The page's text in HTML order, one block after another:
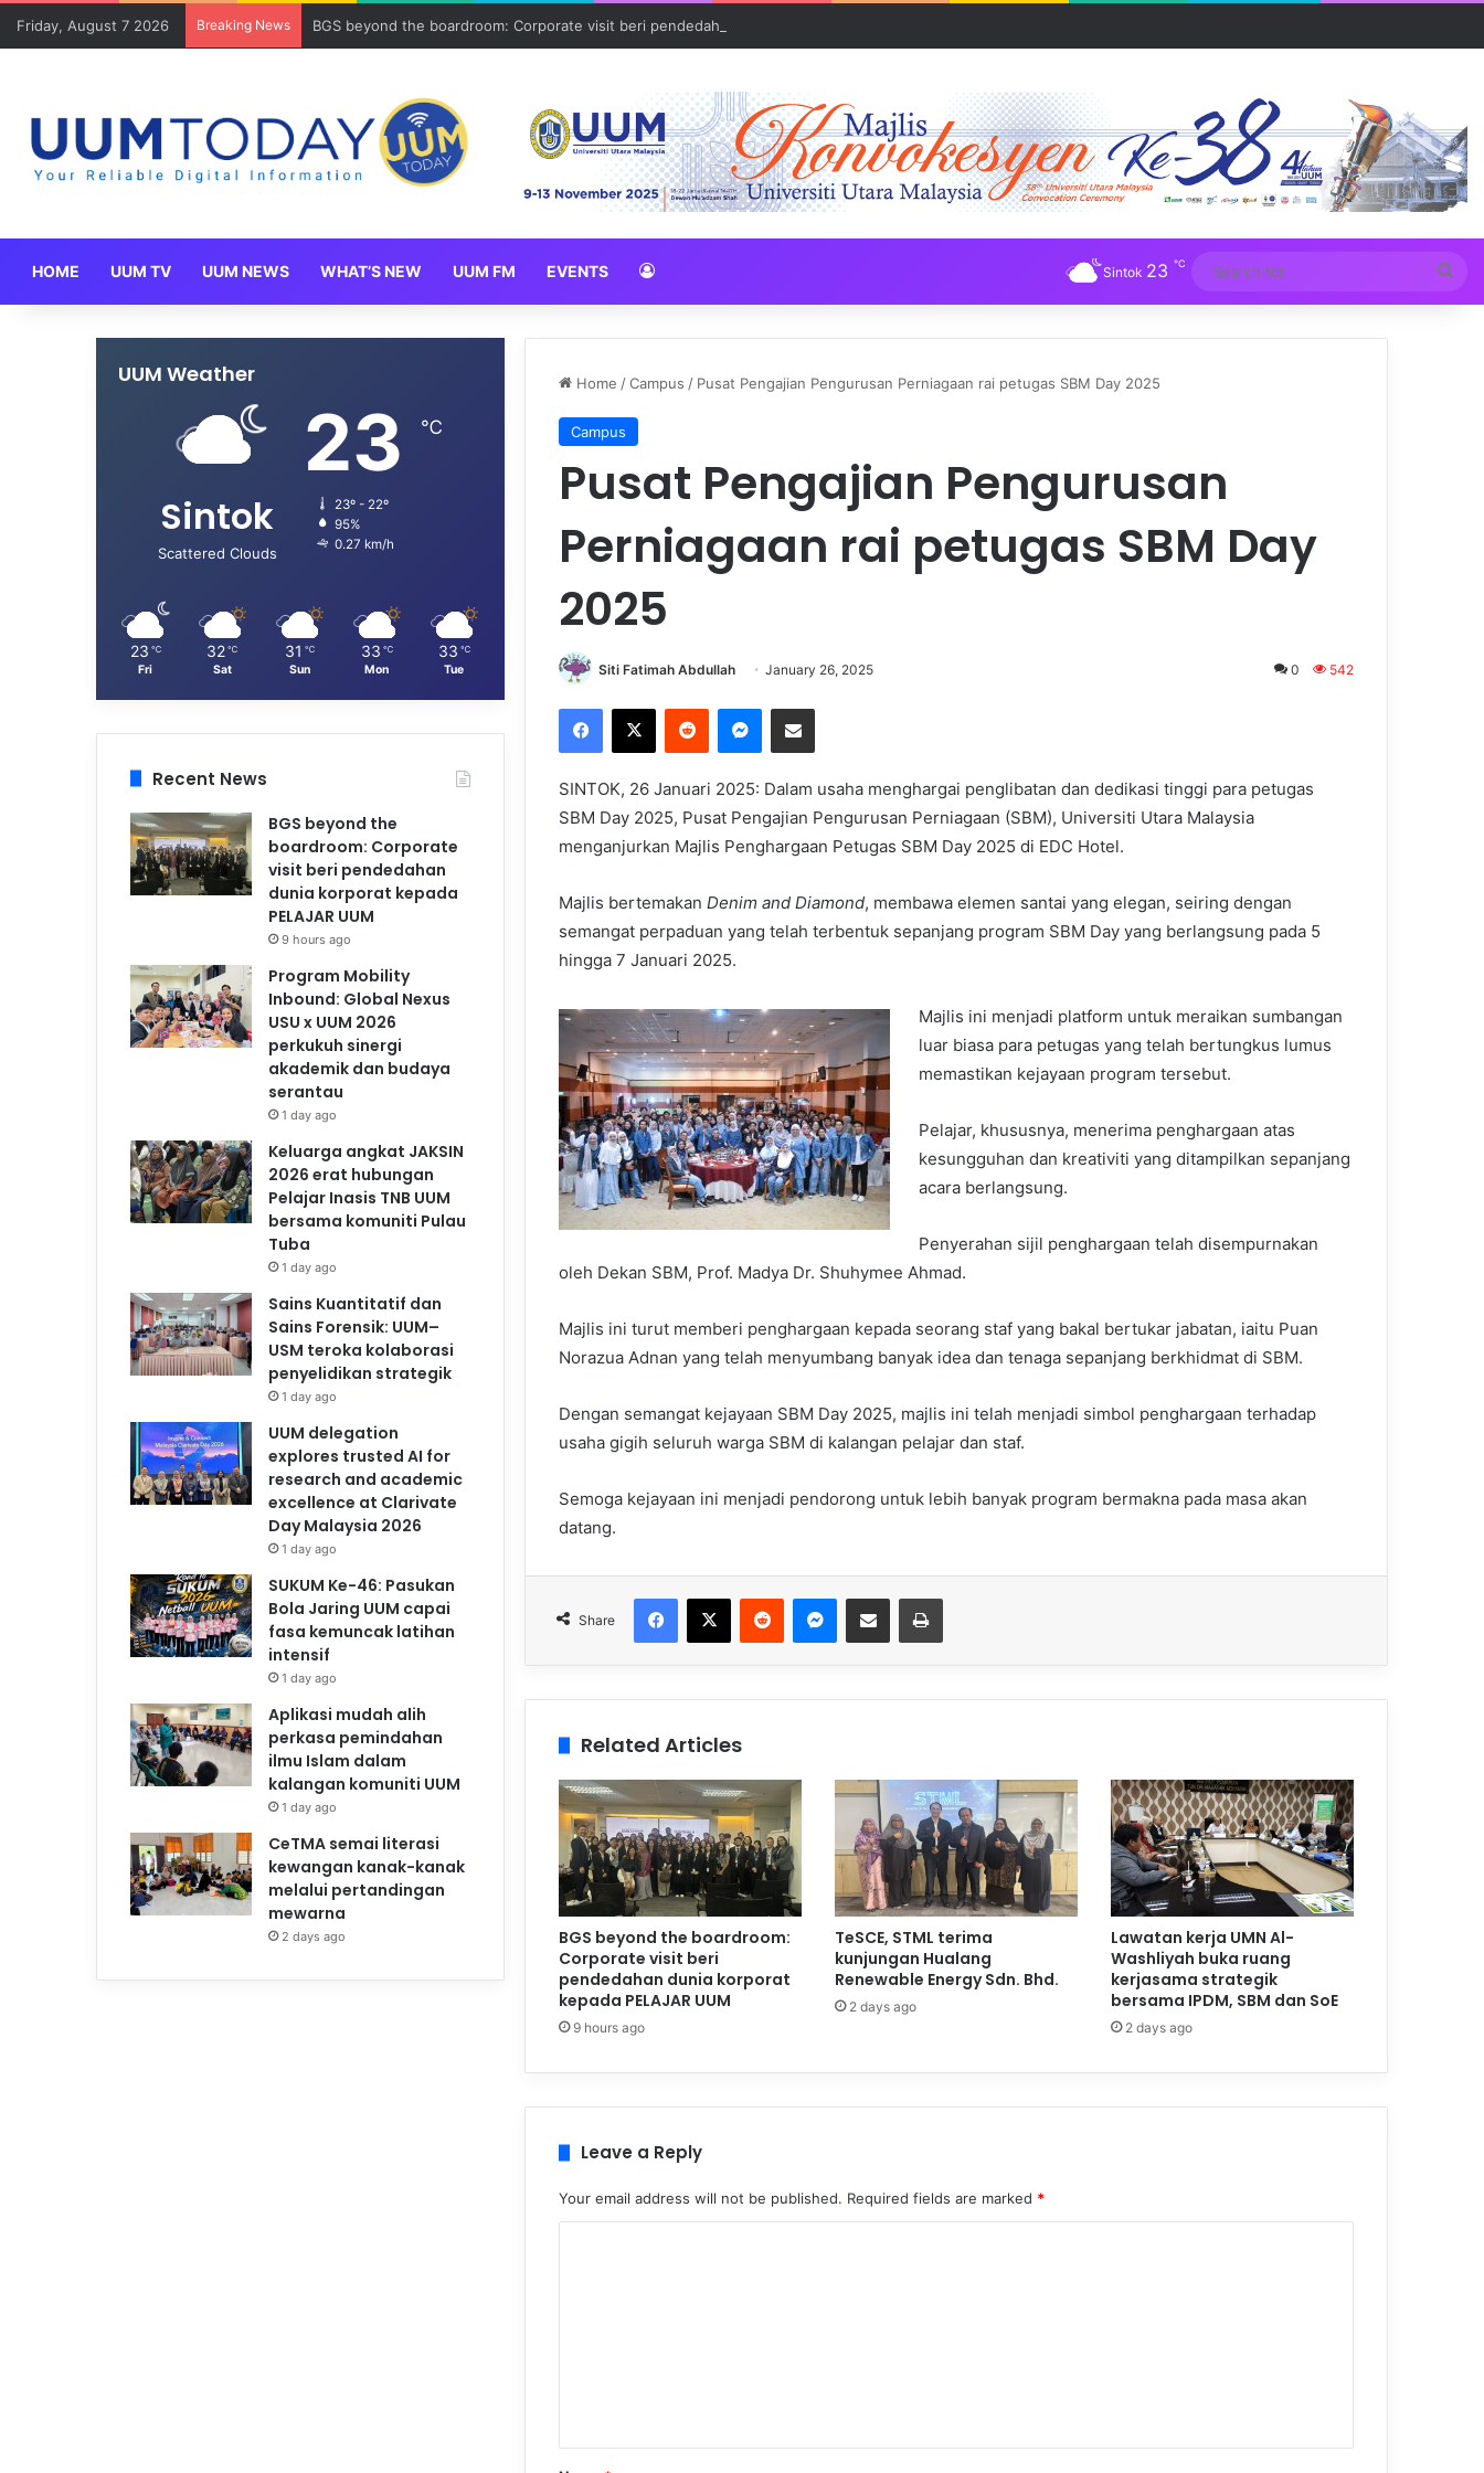
Friday, August 7 2026 Breaking News BGS beyond the boardroom: Corporate visit beri pendedahan dunia korporat kepada PELAJAR UUM
HOME UUM TV UUM NEWS WHAT’S NEW UUM FM EVENTS Sintok 23 ℃
for
Home /Campus / Pusat Pengajian Pengurusan Perniagaan rai petugas SBM Day 2025
Campus
Pusat Pengajian Pengurusan
Perniagaan rai petugas SBM Day
2025
Siti Fatimah Abdullah January 26, 2025 0 542
SINTOK, 26 Januari 2025: Dalam usaha menghargai penglibatan dan dedikasi tinggi para petugas
SBM Day 2025, Pusat Pengajian Pengurusan Perniagaan (SBM), Universiti Utara Malaysia
menganjurkan Majlis Penghargaan Petugas SBM Day 2025 di EDC Hotel.
Majlis bertemakan Denim and Diamond, membawa elemen santai yang elegan, seiring dengan
semangat perpaduan yang telah terbentuk sepanjang program SBM Day yang berlangsung pada 5
hingga 7 Januari 2025.
Majlis ini menjadi platform untuk meraikan sumbangan
luar biasa para petugas yang telah bertungkus lumus
memastikan kejayaan program tersebut.
Pelajar, khususnya, menerima penghargaan atas
kesungguhan dan kreativiti yang ditampilkan sepanjang
acara berlangsung.
Penyerahan sijil penghargaan telah disempurnakan
oleh Dekan SBM, Prof. Madya Dr. Shuhymee Ahmad.
Majlis ini turut memberi penghargaan kepada seorang staf yang bakal bertukar jabatan, iaitu Puan
Norazua Adnan yang telah menyumbang banyak idea dan tenaga sepanjang berkhidmat di SBM.
Dengan semangat kejayaan SBM Day 2025, majlis ini telah menjadi simbol penghargaan terhadap
usaha gigih seluruh warga SBM di kalangan pelajar dan staf.
Semoga kejayaan ini menjadi pendorong untuk lebih banyak program bermakna pada masa akan
datang.
Share
Related Articles
BGS beyond the boardroom:
Corporate visit beri
pendedahan dunia korporat
kepada PELAJAR UUM
9 hours ago
TeSCE, STML terima
kunjungan Hualang
Renewable Energy Sdn. Bhd.
2 days ago
Lawatan kerja UMN Al-
Washliyah buka ruang
kerjasama strategik
bersama IPDM, SBM dan SoE
2 days ago
Leave a Reply
Your email address will not be published. Required fields are marked *
UUM Weather
Sintok
Scattered Clouds
23 ℃
23º - 22º
95%
0.27 km/h
23 ℃
Fri
32 ℃
Sat
31 ℃
Sun
33 ℃
Mon
33 ℃
Tue
Recent News
BGS beyond the
boardroom: Corporate
visit beri pendedahan
dunia korporat kepada
PELAJAR UUM
9 hours ago
Program Mobility
Inbound: Global Nexus
USU x UUM 2026
perkukuh sinergi
akademik dan budaya
serantau
1 day ago
Keluarga angkat JAKSIN
2026 erat hubungan
Pelajar Inasis TNB UUM
bersama komuniti Pulau
Tuba
1 day ago
Sains Kuantitatif dan
Sains Forensik: UUM–
USM teroka kolaborasi
penyelidikan strategik
1 day ago
UUM delegation
explores trusted AI for
research and academic
excellence at Clarivate
Day Malaysia 2026
1 day ago
SUKUM Ke-46: Pasukan
Bola Jaring UUM capai
fasa kemuncak latihan
intensif
1 day ago
Aplikasi mudah alih
perkasa pemindahan
ilmu Islam dalam
kalangan komuniti UUM
1 day ago
CeTMA semai literasi
kewangan kanak-kanak
melalui pertandingan
mewarna
2 days ago